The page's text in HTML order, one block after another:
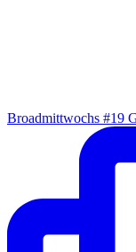
Broad­mitt­wochs #19